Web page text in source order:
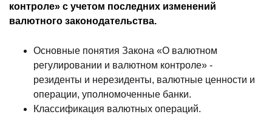
контроле» с учетом последних изменений
валютного законодательства.
Основные понятия Закона «О валютном
регулировании и валютном контроле» -
резиденты и нерезиденты, валютные ценности и
операции, уполномоченные банки.
Классификация валютных операций.